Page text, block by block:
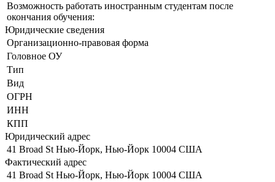
Возможность работать иностранным студентам после
окончания обучения:
Юридические сведения
Организационно-правовая форма
Головное ОУ
Тип
Вид
ОГРН
ИНН
КПП
Юридический адрес
41 Broad St Нью-Йорк, Нью-Йорк 10004 США
Фактический адрес
41 Broad St Нью-Йорк, Нью-Йорк 10004 США